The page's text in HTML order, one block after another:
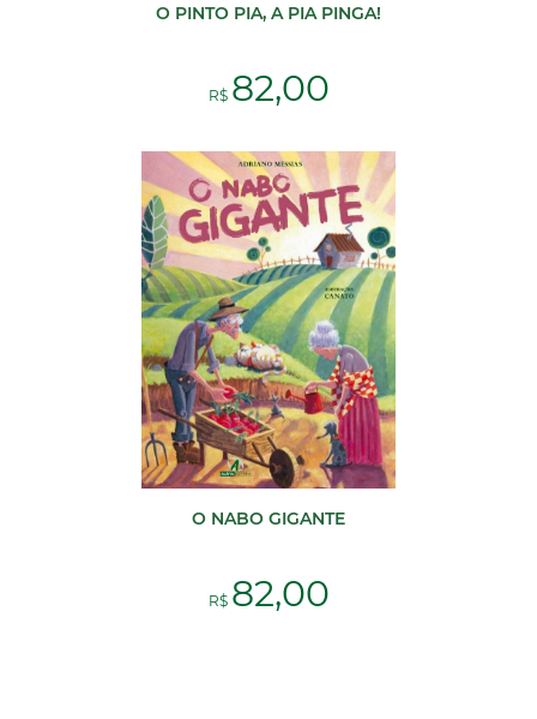
O PINTO PIA, A PIA PINGA!
R$ 82,00
O NABO GIGANTE
R$ 82,00